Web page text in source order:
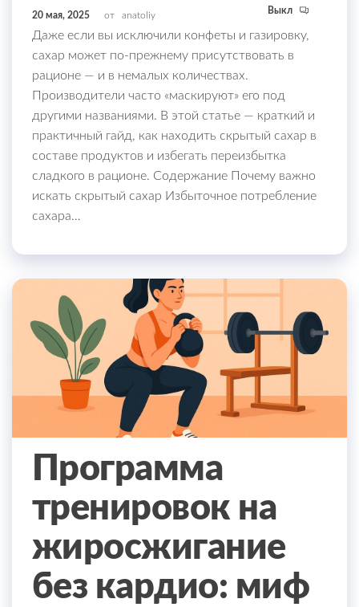
20 мая, 2025 от anatoliy Выкл
Даже если вы исключили конфеты и газировку,
сахар может по-прежнему присутствовать в
рационе — и в немалых количествах.
Производители часто «маскируют» его под
другими названиями. В этой статье — краткий и
практичный гайд, как находить скрытый сахар в
составе продуктов и избегать переизбытка
сладкого в рационе. Содержание Почему важно
искать скрытый сахар Избыточное потребление
сахара…
Программа
тренировок на
жиросжигание
без кардио: миф